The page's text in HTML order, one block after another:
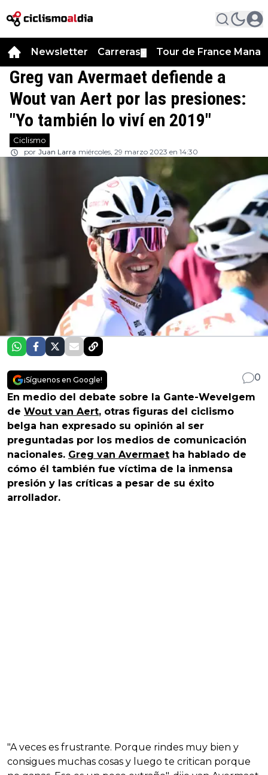
Newsletter Carreras Tour de France
Greg van Avermaet defiende a
Wout van Aert por las presiones:
"Yo también lo viví en 2019"
Ciclismo
por Juan Larra miércoles, 29 marzo 2023 en 14:30
¡Síguenos en Google!
0
En medio del debate sobre la Gante-Wevelgem
de Wout van Aert, otras figuras del ciclismo
belga han expresado su opinión al ser
preguntadas por los medios de comunicación
nacionales. Greg van Avermaet ha hablado de
cómo él también fue víctima de la inmensa
presión y las críticas a pesar de su éxito
arrollador.
"A veces es frustrante. Porque rindes muy bien y
consigues muchas cosas y luego te critican porque